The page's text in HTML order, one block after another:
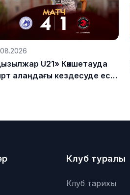
U21» Көкшетауда
алаңдағы кездесуде есе
Клуб туралы
Клуб тарихы